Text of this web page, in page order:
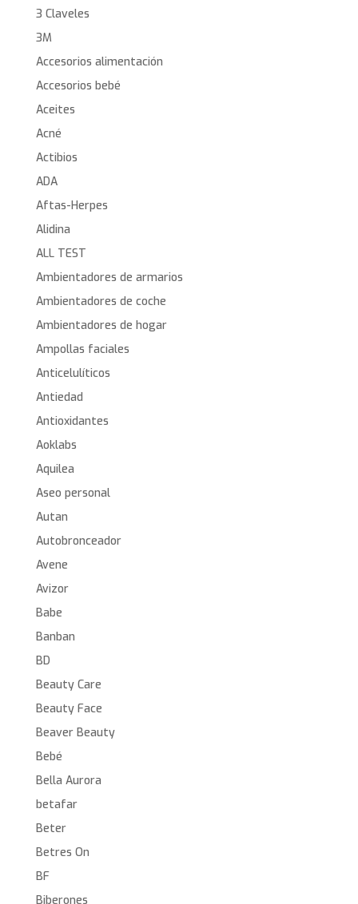
3 Claveles
3M
Accesorios alimentación
Accesorios bebé
Aceites
Acné
Actibios
ADA
Aftas-Herpes
Alidina
ALL TEST
Ambientadores de armarios
Ambientadores de coche
Ambientadores de hogar
Ampollas faciales
Anticelulíticos
Antiedad
Antioxidantes
Aoklabs
Aquilea
Aseo personal
Autan
Autobronceador
Avene
Avizor
Babe
Banban
BD
Beauty Care
Beauty Face
Beaver Beauty
Bebé
Bella Aurora
betafar
Beter
Betres On
BF
Biberones